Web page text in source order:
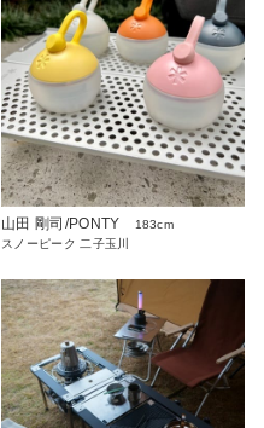
山田 剛司/PONTY
183cm
スノーピーク 二子玉川